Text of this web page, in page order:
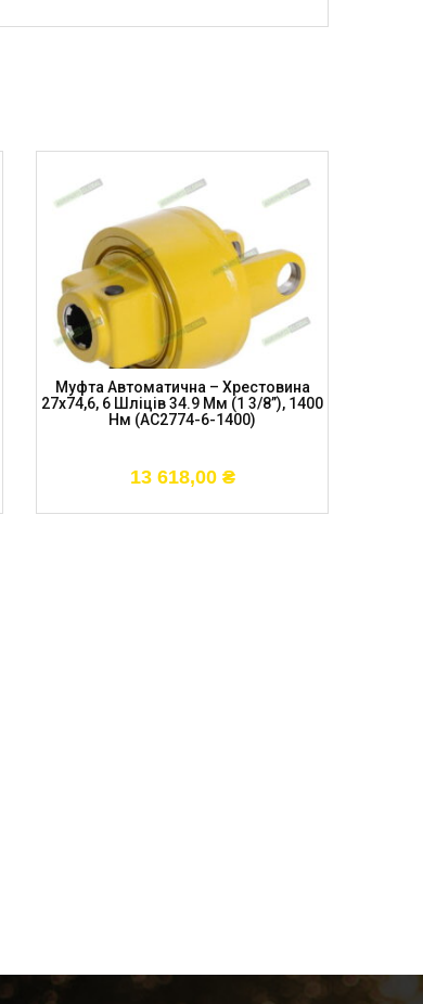
Муфта Автоматична – Хрестовина
27х74,6, 6 Шліців 34.9 Мм (1 3/8”), 1400
Нм (AC2774-6-1400)
13 618,00 ₴